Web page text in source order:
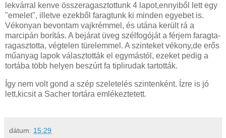
lekvárral kenve összeragasztottunk 4 lapot,ennyiből lett egy
"emelet", illetve ezekből faragtunk ki minden egyebet is.
Vékonyan bevontam vajkrémmel, és utána került rá a
marcipán borítás. A bejárat üveg szélfogóját a férjem faragta-
ragasztotta, végtelen türelemmel. A szinteket vékony,de erős
műanyag lapok választották el egymástól, ezeket pedig a
tortába több helyen beszúrt fa tiplirudak tartották.
Így nem volt gond a szép szeletelés szintenként. Ízre is jó
lett,kicsit a Sacher tortára emlékeztetett.
dátum: 15:29